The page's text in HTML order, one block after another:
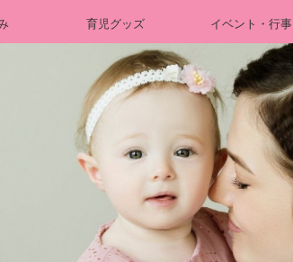
育児グッズ イベント・行事